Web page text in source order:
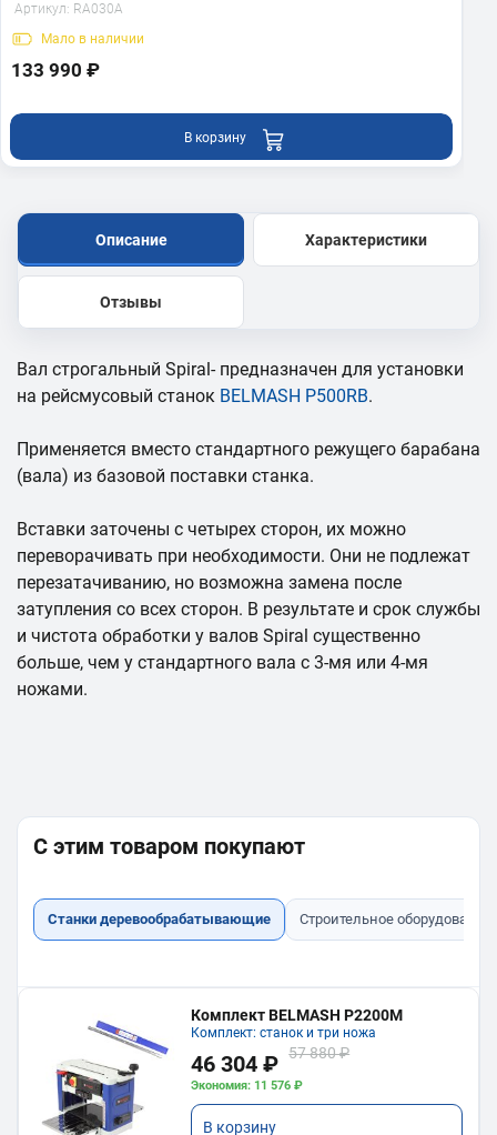
Артикул: RA030A
Мало в наличии
133 990 ₽
В корзину
Описание Характеристики
Отзывы
Вал строгальный Spiral- предназначен для установки
на рейсмусовый станок BELMASH P500RB.
Применяется вместо стандартного режущего барабана
(вала) из базовой поставки станка.
Вставки заточены с четырех сторон, их можно
переворачивать при необходимости. Они не подлежат
перезатачиванию, но возможна замена после
затупления со всех сторон. В результате и срок службы
и чистота обработки у валов Spiral существенно
больше, чем у стандартного вала с 3-мя или 4-мя
ножами.
С этим товаром покупают
Станки деревообрабатывающие Строительное оборудование
Комплект BELMASH P2200M
Комплект: станок и три ножа
46 304 ₽ 57 880 ₽
Экономия: 11 576 ₽
В корзину